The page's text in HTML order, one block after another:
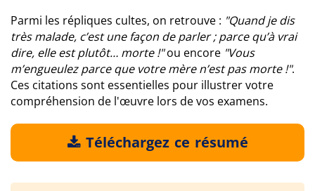
Parmi les répliques cultes, on retrouve : "Quand je dis
très malade, c’est une façon de parler ; parce qu’à vrai
dire, elle est plutôt… morte !"ou encore "Vous
m’engueulez parce que votre mère n’est pas morte !".
Ces citations sont essentielles pour illustrer votre
compréhension de l'œuvre lors de vos examens.
Téléchargez ce résumé